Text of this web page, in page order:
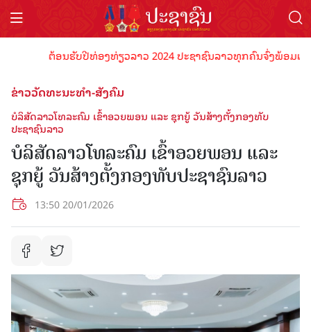
ຕ້ອນຮັບປີທ່ອງທ່ຽວລາວ 2024 ປະຊາຊົນລາວທຸກຄົນຈົ່ງພ້ອມເປັ
ຂ່າວວັດທະນະທຳ-ສັງຄົມ
ບໍລິສັດລາວໂທລະຄົມ ເຂົ້າອວຍພອນ ແລະ ຊຸກຍູ້ ວັນສ້າງຕັ້ງກອງທັບ
ປະຊາຊົນລາວ
ບໍລິສັດລາວໂທລະຄົມ ເຂົ້າອວຍພອນ ແລະ
ຊຸກຍູ້ ວັນສ້າງຕັ້ງກອງທັບປະຊາຊົນລາວ
13:50 20/01/2026